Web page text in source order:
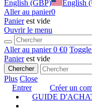
English (GBP)
English
Aller au panier0
Panierest vide
Ouvrir le menu
Aller au panier0 €0
Panierest vide
Chercher
Plus Close
Entrer
Créer un
GUIDE